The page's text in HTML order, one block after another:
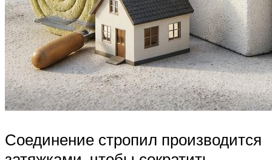
Соединение стропил производится